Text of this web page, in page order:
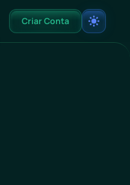
Criar Conta